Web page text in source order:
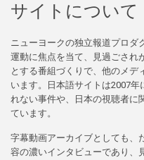
サイトについて
ニューヨークの独立報道プロダ
運動に焦点を当て、見過ごされ
とする番組づくりで、他のメデ
います。日本語サイトは2007
れない事件や、日本の視聴者に
ています。
字幕動画アーカイブとしても、
容の濃いインタビューであり、